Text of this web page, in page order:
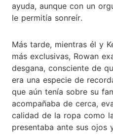
ayuda, aunque con un
le permitía sonreír.
Más tarde, mientras él y
más exclusivas, Rowan
desgana, consciente de
era una especie de
que aún tenía sobre su
acompañaba de cerca,
calidad de la ropa como
presentaba ante sus ojos